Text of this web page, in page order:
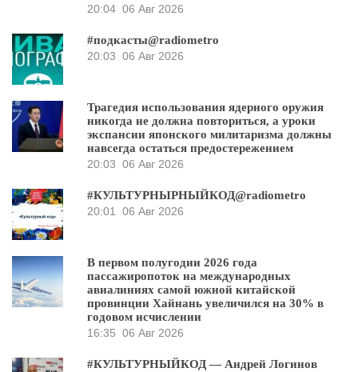
20:04 06 Авг 2026
#подкасты@radiometro
20:03 06 Авг 2026
Трагедия использования ядерного оружия
никогда не должна повториться, а уроки
экспансии японского милитаризма должны
навсегда остаться предостережением
20:03 06 Авг 2026
#КУЛЬТУРНЫРНЫЙКОД@radiometro
20:01
06 Авг 2026
В первом полугодии 2026 года
пассажиропоток на международных
авиалиниях самой южной китайской
провинции Хайнань увеличился на 30% в
годовом исчислении
16:35 06 Авг 2026
#КУЛЬТУРНЫЙКОД — Андрей Логинов